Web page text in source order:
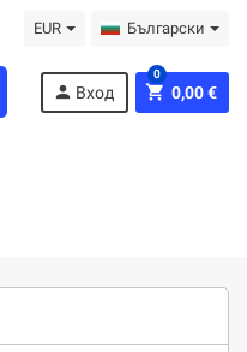
EUR Български
person Вход shopping_cart 0,00 €
0